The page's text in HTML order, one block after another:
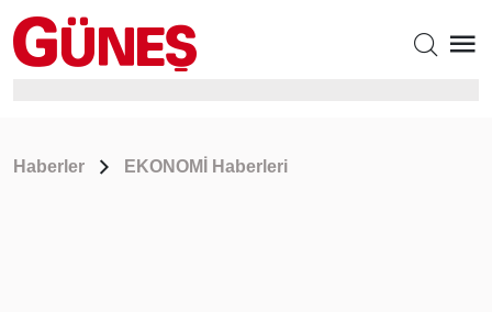
Haberler EKONOMİ Haberleri